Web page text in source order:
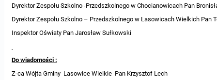
Dyrektor Zespołu Szkolno -Przedszkolnego w Chocianowicach Pan
Dyrektor Zespołu Szkolno – Przedszkolnego w Lasowicach Wielkich Pan
Inspektor Oświaty Pan Jarosław Sułkowski
Do wiadomości :
Z-ca Wójta Gminy Lasowice Wielkie Pan Krzysztof Lech